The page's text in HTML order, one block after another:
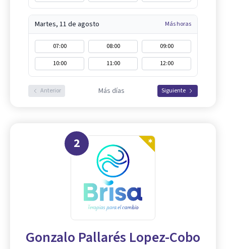
Martes, 11 de agosto Más horas
07:00 08:00
09:00
10:00
11:00 12:00
Anterior Más días Siguiente
2
Gonzalo Pallarés Lopez-Cobo